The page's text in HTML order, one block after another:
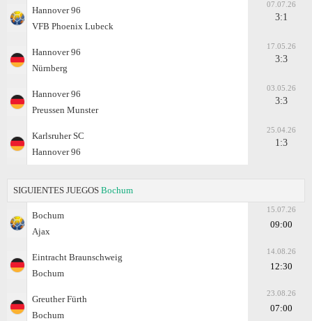
Hannover 96
VFB Phoenix Lubeck
07.07.26
3:1
Hannover 96
Nürnberg
17.05.26
3:3
Hannover 96
Preussen Munster
03.05.26
3:3
Karlsruher SC
Hannover 96
25.04.26
1:3
SIGUIENTES JUEGOS Bochum
Bochum
Ajax
15.07.26
09:00
Eintracht Braunschweig
Bochum
14.08.26
12:30
Greuther Fürth
Bochum
23.08.26
07:00